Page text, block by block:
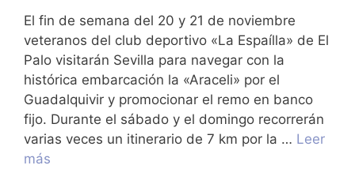
El fin de semana del 20 y 21 de noviembre
veteranos del club deportivo «La Espaílla» de El
Palo visitarán Sevilla para navegar con la
histórica embarcación la «Araceli» por el
Guadalquivir y promocionar el remo en banco
fijo. Durante el sábado y el domingo recorrerán
varias veces un itinerario de 7 km por la … Leer
más